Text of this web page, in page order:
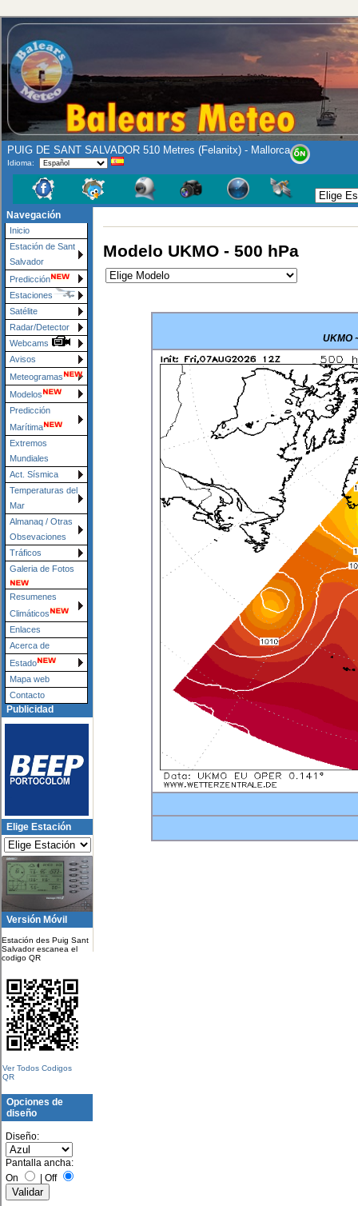
PUIG DE SANT SALVADOR 510 Metres (Felanitx) - Mallorca
Idioma:
Navegación
Inicio
Estación de Sant
Salvador
Predicción
Estaciones
Satélite
Radar/Detector
Webcams
Avisos
Meteogramas
Modelos
Predicción
Marítima
Extremos
Mundiales
Act. Sísmica
Temperaturas del
Mar
Almanaq / Otras
Obsevaciones
Tráficos
Galeria de Fotos
Resumenes
Climáticos
Enlaces
Acerca de
Estado
Mapa web
Contacto
Publicidad
Elige Estación
Versión Móvil
Estación des Puig Sant
Salvador escanea el
codigo QR
Ver Todos Codigos
QR
Opciones de
diseño
Diseño:
Pantalla ancha:
On
Off
Modelo UKMO - 500 hPa
UKMO